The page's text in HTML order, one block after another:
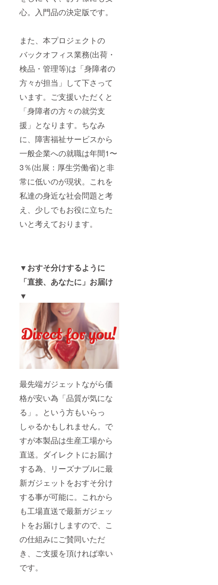
心。入門品の決定版です。
また、本プロジェクトの
バックオフィス業務(出荷・
検品・管理等)は「身障者の
方々が担当」して下さって
います。ご支援いただくと
「身障者の方々の就労支
援」となります。ちなみ
に、障害福祉サービスから
一般企業への就職は年間1〜
3％(出展：厚生労働省)と非
常に低いのが現状。これを
私達の身近な社会問題と考
え、少しでもお役に立ちた
いと考えております。
▼おすそ分けするように
「直接、あなたに」お届け
▼
最先端ガジェットながら価
格が安い為「品質が気にな
る」。という方もいらっ
しゃるかもしれません。で
すが本製品は生産工場から
直送。ダイレクトにお届け
する為、リーズナブルに最
新ガジェットをおすそ分け
する事が可能に。これから
も工場直送で最新ガジェッ
トをお届けしますので、こ
の仕組みにご賛同いただ
き、ご支援を頂ければ幸い
です。